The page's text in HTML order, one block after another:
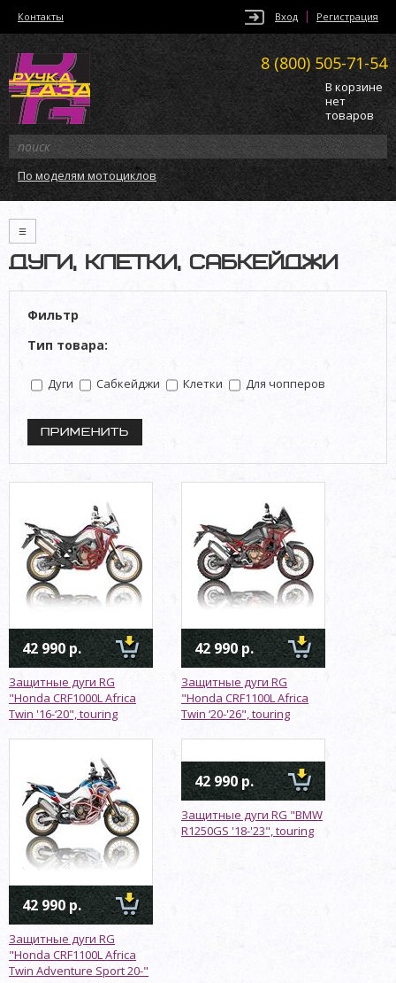
Вход Регистрация
Контакты
8 (800) 505-71-54
В корзине
нет
товаров
По моделям мотоциклов
≡
ДУГИ, КЛЕТКИ, САБКЕЙДЖИ
Фильтр
Тип товара:
Дуги Сабкейджи Клетки Для чопперов
42 990 р.
Защитные дуги RG
"Honda CRF1000L Africa
Twin '16-‘20", touring
42 990 р.
Защитные дуги RG
"Honda CRF1100L Africa
Twin ‘20-'26", touring
42 990 р.
Защитные дуги RG
"Honda CRF1100L Africa
Twin Adventure Sport 20-"
42 990 р.
Защитные дуги RG "BMW
R1250GS '18-'23", touring